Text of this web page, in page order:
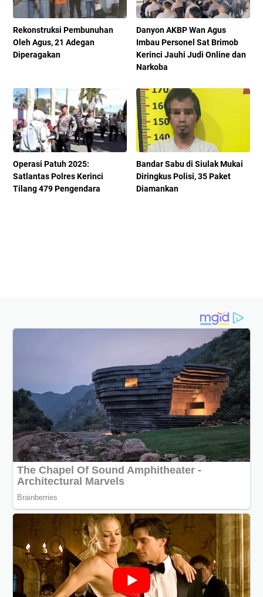
Rekonstruksi Pembunuhan
Oleh Agus, 21 Adegan
Diperagakan
Danyon AKBP Wan Agus
Imbau Personel Sat Brimob
Kerinci Jauhi Judi Online dan
Narkoba
Operasi Patuh 2025:
Satlantas Polres Kerinci
Tilang 479 Pengendara
Bandar Sabu di Siulak Mukai
Diringkus Polisi, 35 Paket
Diamankan